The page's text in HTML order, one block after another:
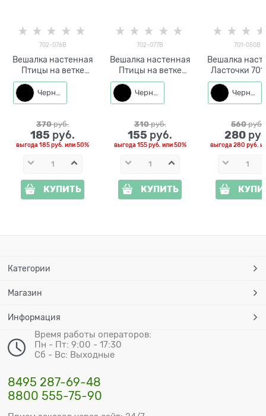
702-076B
Вешалка настенная
Птицы на ветке
702-076
металлическая
Черный
370 руб.
185 руб.
выгода185 руб. или50%
КУПИТЬ
702-077B
Вешалка настенная
Птицы на ветке
702-077
металлическая
Черный
310 руб.
155 руб.
выгода 155 руб. или50%
КУПИТЬ
701-050B
Вешалка
Ласточки
металл
Черный
560 руб.
280
выгода280 руб.
Категории
Магазин
Информация
Время работы операторов:
Пн - Пт: 9:00 - 17:30
Сб - Вс: Выходные
8495 287-69-48
8800 555-75-90